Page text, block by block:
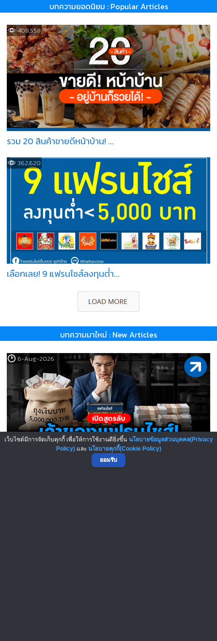
บทความยอดนิยม : Popular Articles
408,558
รวม 20 สินค้าขายดีหน้าบ้าน! ...
362,620
เลือกเลย! 9 แฟรนไชส์ลงทุนต่ำ...
บทความมาใหม่ : New Articles
6-Aug-2026
เปิดสูตรลับเจ้าของแฟรนไชส์! เง..
เว็บไซต์มีการจัดเก็บคุกกี้ เพื่อให้การใช้งานดียิ่งขึ้น นโยบายข้อมูลส่วนบุคคล(Privacy
Policy)และ นโยบายคุกกี้(Cookie Policy)
ยอมรับ